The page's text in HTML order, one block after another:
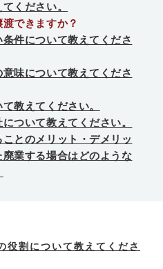
ください。
できますか？
件について教えてくださ
味について教えてくださ
教えてください。
ついて教えてください。
とのメリット・デメリッ
廃業する場合はどのような
役割について教えてくださ